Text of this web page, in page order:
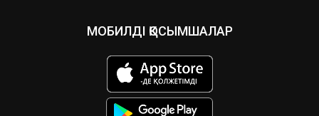
МОБИЛДІ ҚОСЫМШАЛАР